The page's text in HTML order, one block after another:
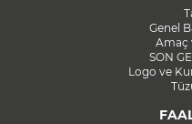
Genel
Amaç
SON
Logo ve